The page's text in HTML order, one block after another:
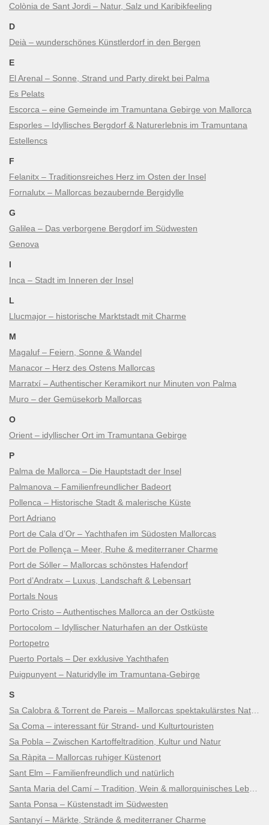
Colònia de Sant Jordi – Natur, Salz und Karibikfeeling
D
Deià – wunderschönes Künstlerdorf in den Bergen
E
El Arenal – Sonne, Strand und Party direkt bei Palma
Es Pelats
Escorca – eine Gemeinde im Tramuntana Gebirge von Mallorca
Esporles – Idyllisches Bergdorf & Naturerlebnis im Tramuntana
Estellencs
F
Felanitx – Traditionsreiches Herz im Osten der Insel
Fornalutx – Mallorcas bezaubernde Bergidylle
G
Galilea – Das verborgene Bergdorf im Südwesten
Genova
I
Inca – Stadt im Inneren der Insel
L
Llucmajor – historische Marktstadt mit Charme
M
Magaluf – Feiern, Sonne & Wandel
Manacor – Herz des Ostens Mallorcas
Marratxí – Authentischer Keramikort nur Minuten von Palma
Muro – der Gemüsekorb Mallorcas
O
Orient – idyllischer Ort im Tramuntana Gebirge
P
Palma de Mallorca – Die Hauptstadt der Insel
Palmanova – Familienfreundlicher Badeort
Pollenca – Historische Stadt & malerische Küste
Port Adriano
Port de Cala d’Or – Yachthafen im Südosten Mallorcas
Port de Pollença – Meer, Ruhe & mediterraner Charme
Port de Sóller – Mallorcas schönstes Hafendorf
Port d’Andratx – Luxus, Landschaft & Lebensart
Portals Nous
Porto Cristo – Authentisches Mallorca an der Ostküste
Portocolom – Idyllischer Naturhafen an der Ostküste
Portopetro
Puerto Portals – Der exklusive Yachthafen
Puigpunyent – Naturidylle im Tramuntana-Gebirge
S
Sa Coma – interessant für Strand- und Kulturtouristen
Sa Pobla – Zwischen Kartoffeltradition, Kultur und Natur
Sa Ràpita – Mallorcas ruhiger Küstenort
Sant Elm – Familienfreundlich und natürlich
Santa Ponsa – Küstenstadt im Südwesten
Santanyí – Märkte, Strände & mediterraner Charme